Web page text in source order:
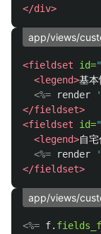
</div>
app/views/
<fieldset id=
<legend>基本
<%=
render
</fieldset>
<fieldset
id=
<legend>自
<%=
render
</fieldset>
app/views/
<%= f.